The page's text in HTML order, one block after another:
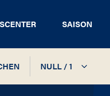
SAISON
NULL / 1